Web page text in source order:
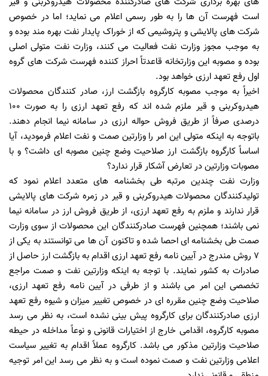
است فهرست آن ها را به طور رسمی اعلام می نماید؛ اما در خصوص
شرکت های پالایشی و پتروشیمی که از خوراک پایدار نفت بهره مند بوده و
به موجب مجوز وزارت نفت فعالیت می کنند، وزارت نفت متولی اصلی
بوده و مصوبه این وزارتخانه قاعدتاً احراز کننده فهرست شرکت های گروه
اول رفع تعهد ارزی خواهد بود.
اخیراً به موجب مصوبه کارگروه بازگشت ارز، صادر کنندگان محصولات
هیدروکربنی و قیر ملزم شده اند که رفع تعهد ارزی را به صورت 100
درصدی صرفاً از طریق فروش حواله ارزی در سامانه نیما انجام دهند.
باتوجه به اینکه متولی این امر را وزارتین صمت و نفت اعلام فرمودید، آیا
اساساً کارگروه بازگشت ارز صلاحیت وضع چنین مصوبه ای داشت؟ و با
مصوبات وزارتین در تعارض آشکار قرار ندارد؟
وزارت نفت چندین مرتبه طی بخشنامه های متعدد اعلام نمود که
تولیدکنندگان محصولات هیدروکربنی و قیر در زمره شرکت های پالایشی
قرار ندارند و ملزم به رفع تعهد ارزی، از طریق فروش ارز در سامانه نیما
نمی باشند؛ همچنین فهرست صادرکنندگان این محصولات از سوی وزارت
صمت طی بخشنامه ای احصا شده و تاکنون آن ها می توانستند به یکی از
7 روش مندرج در آیین نامه رفع تعهد ارزی اقدام به بازگشت ارز حاصل از
صادرات به کشور نمایند. با توجه به اینکه وزارتین نفت و صمت مراجع
تخصصی این امر می باشند و از طرفی در آیین نامه رفع تعهد ارزی،
صلاحیت وضع چنین مقرره ای در خصوص تغییر میزان و شیوه رفع تعهد
ارزی صادرکنندگان برای کارگروه پیش بینی نشده است، به نظر می رسد
مصوبه کارگروه، اقدامی خارج از اختیارات قانونی و نوعاً مداخله در حیطه
صلاحیت وزارتین مذکور می باشد. کارگروه عملاً اقدام به تغییر سیاست
اعلامی وزارتین نفت و صمت نموده است و به نظر می رسد این امر توجیه